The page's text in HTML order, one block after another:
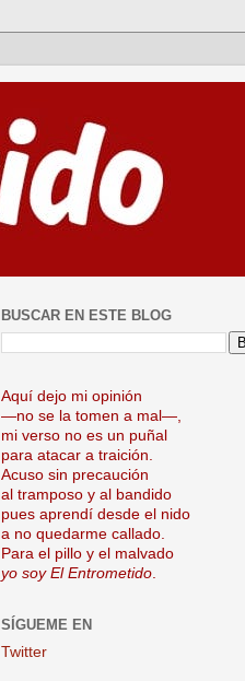
BUSCAR EN ESTE BLOG
Aquí dejo mi opinión
—no se la tomen a mal—,
mi verso no es un puñal
para atacar a traición.
Acuso sin precaución
al tramposo y al bandido
pues aprendí desde el nido
a no quedarme callado.
Para el pillo y el malvado
yo soy El Entrometido
SÍGUEME EN
Twitter